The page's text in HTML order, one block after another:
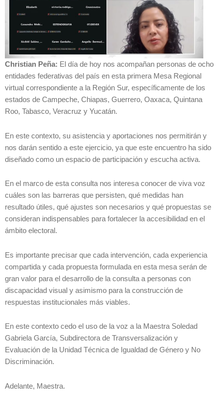
Christian Peña: El día de hoy nos acompañan personas de ocho
entidades federativas del país en esta primera Mesa Regional
virtual correspondiente a la Región Sur, específicamente de los
estados de Campeche, Chiapas, Guerrero, Oaxaca, Quintana
Roo, Tabasco, Veracruz y Yucatán.
En este contexto, su asistencia y aportaciones nos permitirán y
nos darán sentido a este ejercicio, ya que este encuentro ha sido
diseñado como un espacio de participación y escucha activa.
En el marco de esta consulta nos interesa conocer de viva voz
cuáles son las barreras que persisten, qué medidas han
resultado útiles, qué ajustes son necesarios y qué propuestas se
consideran indispensables para fortalecer la accesibilidad en el
ámbito electoral.
Es importante precisar que cada intervención, cada experiencia
compartida y cada propuesta formulada en esta mesa serán de
gran valor para el desarrollo de la consulta a personas con
discapacidad visual y asimismo para la construcción de
respuestas institucionales más viables.
En este contexto cedo el uso de la voz a la Maestra Soledad
Gabriela García, Subdirectora de Transversalización y
Evaluación de la Unidad Técnica de Igualdad de Género y No
Discriminación.
Adelante, Maestra.